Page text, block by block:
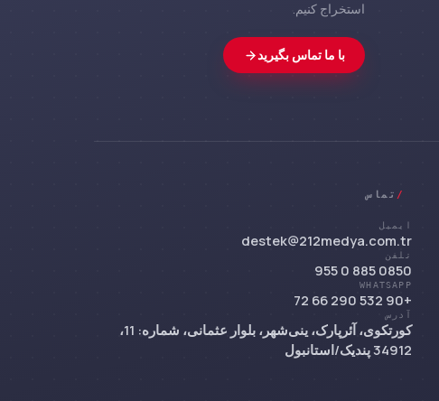
استخراج کنیم.
با ما تماس بگیرید
/ تماس
ایمیل
destek@212medya.com.tr
تلفن
0850 885 0 955
WHATSAPP
+90 532 290 66 72
آدرس
کورتکوی، آئرپارک، ینی‌شهر، بلوار عثمانی، شماره: 11،
34912 پندیک/استانبول